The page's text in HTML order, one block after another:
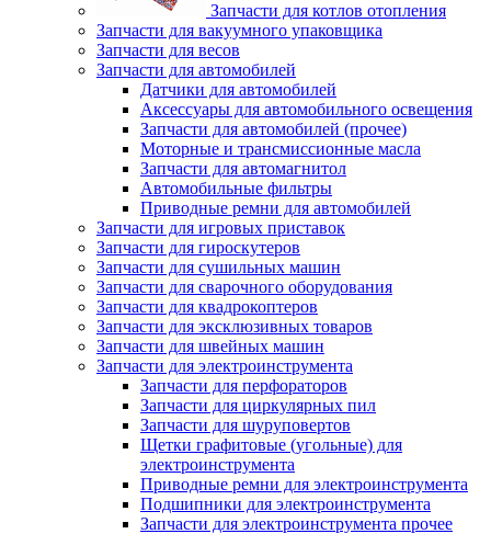
Запчасти для котлов отопления
Запчасти для вакуумного упаковщика
Запчасти для весов
Запчасти для автомобилей
Датчики для автомобилей
Аксессуары для автомобильного освещения
Запчасти для автомобилей (прочее)
Моторные и трансмиссионные масла
Запчасти для автомагнитол
Автомобильные фильтры
Приводные ремни для автомобилей
Запчасти для игровых приставок
Запчасти для гироскутеров
Запчасти для сушильных машин
Запчасти для сварочного оборудования
Запчасти для квадрокоптеров
Запчасти для эксклюзивных товаров
Запчасти для швейных машин
Запчасти для электроинструмента
Запчасти для перфораторов
Запчасти для циркулярных пил
Запчасти для шуруповертов
Щетки графитовые (угольные) для
электроинструмента
Приводные ремни для электроинструмента
Подшипники для электроинструмента
Запчасти для электроинструмента прочее